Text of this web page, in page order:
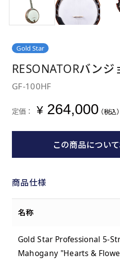
Gold Star
RESONATORバンジ
GF-100HF
定価： ¥264,000（税込）
この商品につい
商品仕様
名称
Gold Star Professional 5-
Mahogany "Hearts &